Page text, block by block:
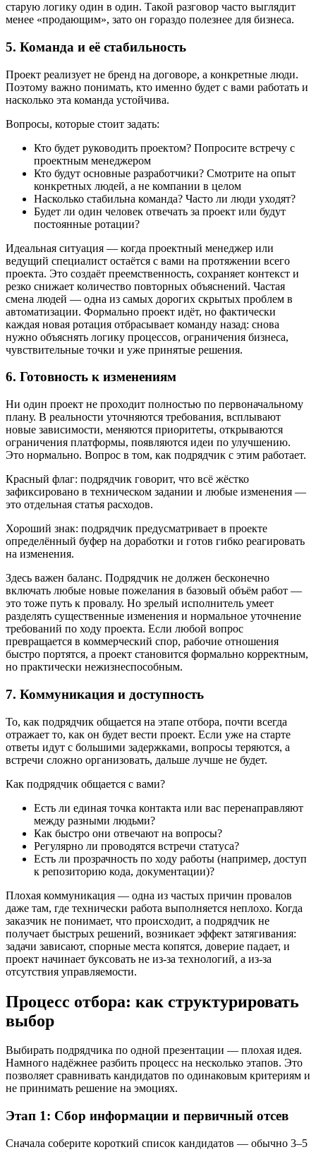
старую логику один в один. Такой разговор часто выглядит
менее «продающим», зато он гораздо полезнее для бизнеса.
5. Команда и её стабильность
Проект реализует не бренд на договоре, а конкретные люди.
Поэтому важно понимать, кто именно будет с вами работать и
насколько эта команда устойчива.
Вопросы, которые стоит задать:
Кто будет руководить проектом? Попросите встречу с
проектным менеджером
Кто будут основные разработчики? Смотрите на опыт
конкретных людей, а не компании в целом
Насколько стабильна команда? Часто ли люди уходят?
Будет ли один человек отвечать за проект или будут
постоянные ротации?
Идеальная ситуация — когда проектный менеджер или
ведущий специалист остаётся с вами на протяжении всего
проекта. Это создаёт преемственность, сохраняет контекст и
резко снижает количество повторных объяснений. Частая
смена людей — одна из самых дорогих скрытых проблем в
автоматизации. Формально проект идёт, но фактически
каждая новая ротация отбрасывает команду назад: снова
нужно объяснять логику процессов, ограничения бизнеса,
чувствительные точки и уже принятые решения.
6. Готовность к изменениям
Ни один проект не проходит полностью по первоначальному
плану. В реальности уточняются требования, всплывают
новые зависимости, меняются приоритеты, открываются
ограничения платформы, появляются идеи по улучшению.
Это нормально. Вопрос в том, как подрядчик с этим работает.
Красный флаг: подрядчик говорит, что всё жёстко
зафиксировано в техническом задании и любые изменения —
это отдельная статья расходов.
Хороший знак: подрядчик предусматривает в проекте
определённый буфер на доработки и готов гибко реагировать
на изменения.
Здесь важен баланс. Подрядчик не должен бесконечно
включать любые новые пожелания в базовый объём работ —
это тоже путь к провалу. Но зрелый исполнитель умеет
разделять существенные изменения и нормальное уточнение
требований по ходу проекта. Если любой вопрос
превращается в коммерческий спор, рабочие отношения
быстро портятся, а проект становится формально корректным,
но практически нежизнеспособным.
7. Коммуникация и доступность
То, как подрядчик общается на этапе отбора, почти всегда
отражает то, как он будет вести проект. Если уже на старте
ответы идут с большими задержками, вопросы теряются, а
встречи сложно организовать, дальше лучше не будет.
Как подрядчик общается с вами?
Есть ли единая точка контакта или вас перенаправляют
между разными людьми?
Как быстро они отвечают на вопросы?
Регулярно ли проводятся встречи статуса?
Есть ли прозрачность по ходу работы (например, доступ
к репозиторию кода, документации)?
Плохая коммуникация — одна из частых причин провалов
даже там, где технически работа выполняется неплохо. Когда
заказчик не понимает, что происходит, а подрядчик не
получает быстрых решений, возникает эффект затягивания:
задачи зависают, спорные места копятся, доверие падает, и
проект начинает буксовать не из-за технологий, а из-за
отсутствия управляемости.
Процесс отбора: как структурировать
выбор
Выбирать подрядчика по одной презентации — плохая идея.
Намного надёжнее разбить процесс на несколько этапов. Это
позволяет сравнивать кандидатов по одинаковым критериям и
не принимать решение на эмоциях.
Этап 1: Сбор информации и первичный отсев
Сначала соберите короткий список кандидатов — обычно 3–5